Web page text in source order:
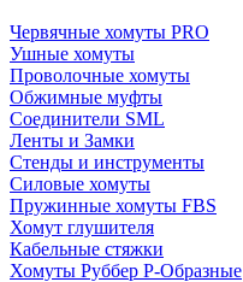
Червячные хомуты PRO
Ушные хомуты
Проволочные хомуты
Обжимные муфты
Соединители SML
Ленты и Замки
Стенды и инструменты
Силовые хомуты
Пружинные хомуты FBS
Хомут глушителя
Кабельные стяжки
Хомуты Руббер Р-Образные